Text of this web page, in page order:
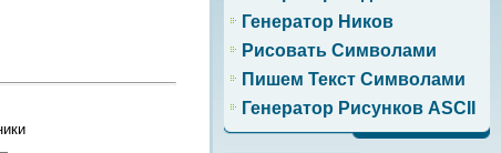
Генератор Ников
Рисовать Символами
Пишем Текст Символами
Генератор Рисунков ASCII